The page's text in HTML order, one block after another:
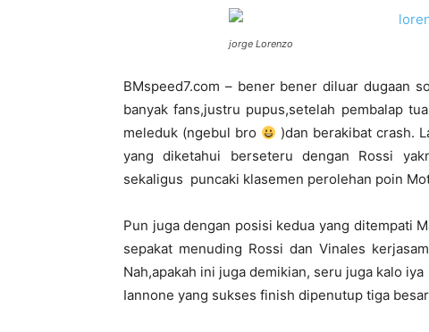
jorge Lorenzo
BMspeed7.com – bener bener diluar dugaan
banyak fans,justru pupus,setelah pembalap
meleduk (ngebul bro
)dan berakibat crash.
yang diketahui berseteru dengan Rossi
sekaligus puncaki klasemen perolehan poin
Pun juga dengan posisi kedua yang ditempati
sepakat menuding Rossi dan Vinales
Nah,apakah ini juga demikian, seru juga kalo iya
Iannone yang sukses finish dipenutup tiga